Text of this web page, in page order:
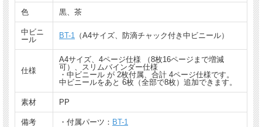
高透明P.P.製（ポリプロピレン製）中ビニールに待望の防滴タイプが加わりまし
キッチリと閉まる防滴チャック付きですので、誤って水や調味料等をこぼしてしま
った時など、メニューを汚れから守ります。
★防水仕様ではありませんので、水没・長時間の水濡れの場合、水が入り込む場合
★防滴仕様は中ビニールのみとなります。メニューブックカバーの水濡れにはご注
★表紙はPP製の薄く、しなるような素材です。
色 黒、茶
中ビニ
ール
BT-1 （A4サイズ、防滴チャック付き中ビニール）
仕様
A4サイズ、4ページ仕様 （8枚16ページまで増減
可）、スリムバインダー仕様
・中ビニール が 2枚付属、合計 4ページ仕様です。
中ビニールをあと 6枚（全部で8枚）追加できます。
素材 PP
備考 ・付属パーツ： BT-1